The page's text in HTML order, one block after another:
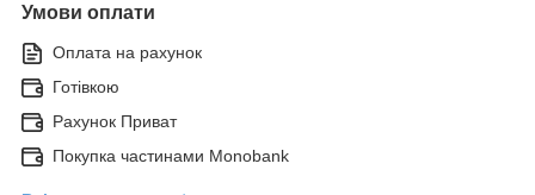
Умови оплати
Оплата на рахунок
Готівкою
Рахунок Приват
Покупка частинами Monobank